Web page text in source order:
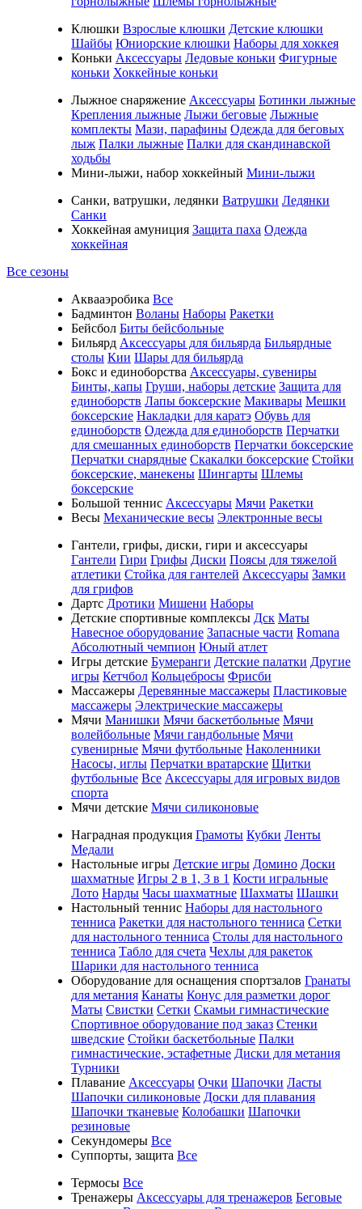
Клюшки Взрослые клюшки Детские клюшки
Шайбы Юниорские клюшки Наборы для хоккея
Коньки Аксессуары Ледовые коньки Фигурные
коньки Хоккейные коньки
Лыжное снаряжение Аксессуары Ботинки лыжные
Крепления лыжные Лыжи беговые Лыжные
комплекты Мази, парафины Одежда для беговых
лыж Палки лыжные Палки для скандинавской
ходьбы
Мини-лыжи, набор хоккейный Мини-лыжи
Санки, ватрушки, ледянки Ватрушки Ледянки
Санки
Хоккейная амуниция Защита паха Одежда
хоккейная
Все сезоны
Аквааэробика Все
Бадминтон Воланы Наборы Ракетки
Бейсбол Биты бейсбольные
Бильярд Аксессуары для бильярда Бильярдные
столы Кии Шары для бильярда
Бокс и единоборства Аксессуары, сувениры
Бинты, капы Груши, наборы детские Защита для
единоборств Лапы боксерские Макивары Мешки
боксерские Накладки для каратэ Обувь для
единоборств Одежда для единоборств Перчатки
для смешанных единоборств Перчатки боксерские
Перчатки снарядные Скакалки боксерские Стойки
боксерские, манекены Шингарты Шлемы
боксерские
Большой теннис Аксессуары Мячи Ракетки
Весы Механические весы Электронные весы
Гантели, грифы, диски, гири и аксессуары
Гантели Гири Грифы Диски Поясы для тяжелой
атлетики Стойка для гантелей Аксессуары Замки
для грифов
Дартс Дротики Мишени Наборы
Детские спортивные комплексы Дск Маты
Навесное оборудование Запасные части Romana
Абсолютный чемпион Юный атлет
Игры детские Бумеранги Детские палатки Другие
игры Кетчбол Кольцебросы Фрисби
Массажеры Деревянные массажеры Пластиковые
массажеры Электрические массажеры
Мячи Манишки Мячи баскетбольные Мячи
волейбольные Мячи гандбольные Мячи
сувенирные Мячи футбольные Наколенники
Насосы, иглы Перчатки вратарские Щитки
футбольные Все Аксессуары для игровых видов
спорта
Мячи детские Мячи силиконовые
Наградная продукция Грамоты Кубки Ленты
Медали
Настольные игры Детские игры Домино Доски
шахматные Игры 2 в 1, 3 в 1 Кости игральные
Лото Нарды Часы шахматные Шахматы Шашки
Настольный теннис Наборы для настольного
тенниса Ракетки для настольного тенниса Сетки
для настольного тенниса Столы для настольного
тенниса Табло для счета Чехлы для ракеток
Шарики для настольного тенниса
Оборудование для оснащения спортзалов Гранаты
для метания Канаты Конус для разметки дорог
Маты Свистки Сетки Скамьи гимнастические
Спортивное оборудование под заказ Стенки
шведские Стойки баскетбольные Палки
гимнастические, эстафетные Диски для метания
Турники
Плавание Аксессуары Очки Шапочки Ласты
Шапочки силиконовые Доски для плавания
Шапочки тканевые Колобашки Шапочки
резиновые
Секундомеры Все
Суппорты, защита Все
Термосы Все
Тренажеры Аксессуары для тренажеров Беговые